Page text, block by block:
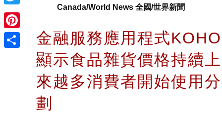
Twitter
Pinterest
Canada/World News 全國/世界新聞
金融服務應用程式
顯示食品雜貨價格持續
來越多消費者開始使用
劃